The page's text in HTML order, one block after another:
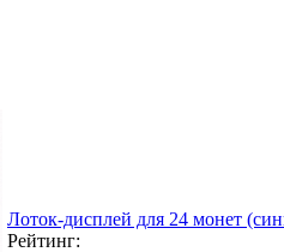
Лоток-дисплей для 24 монет
Рейтинг: